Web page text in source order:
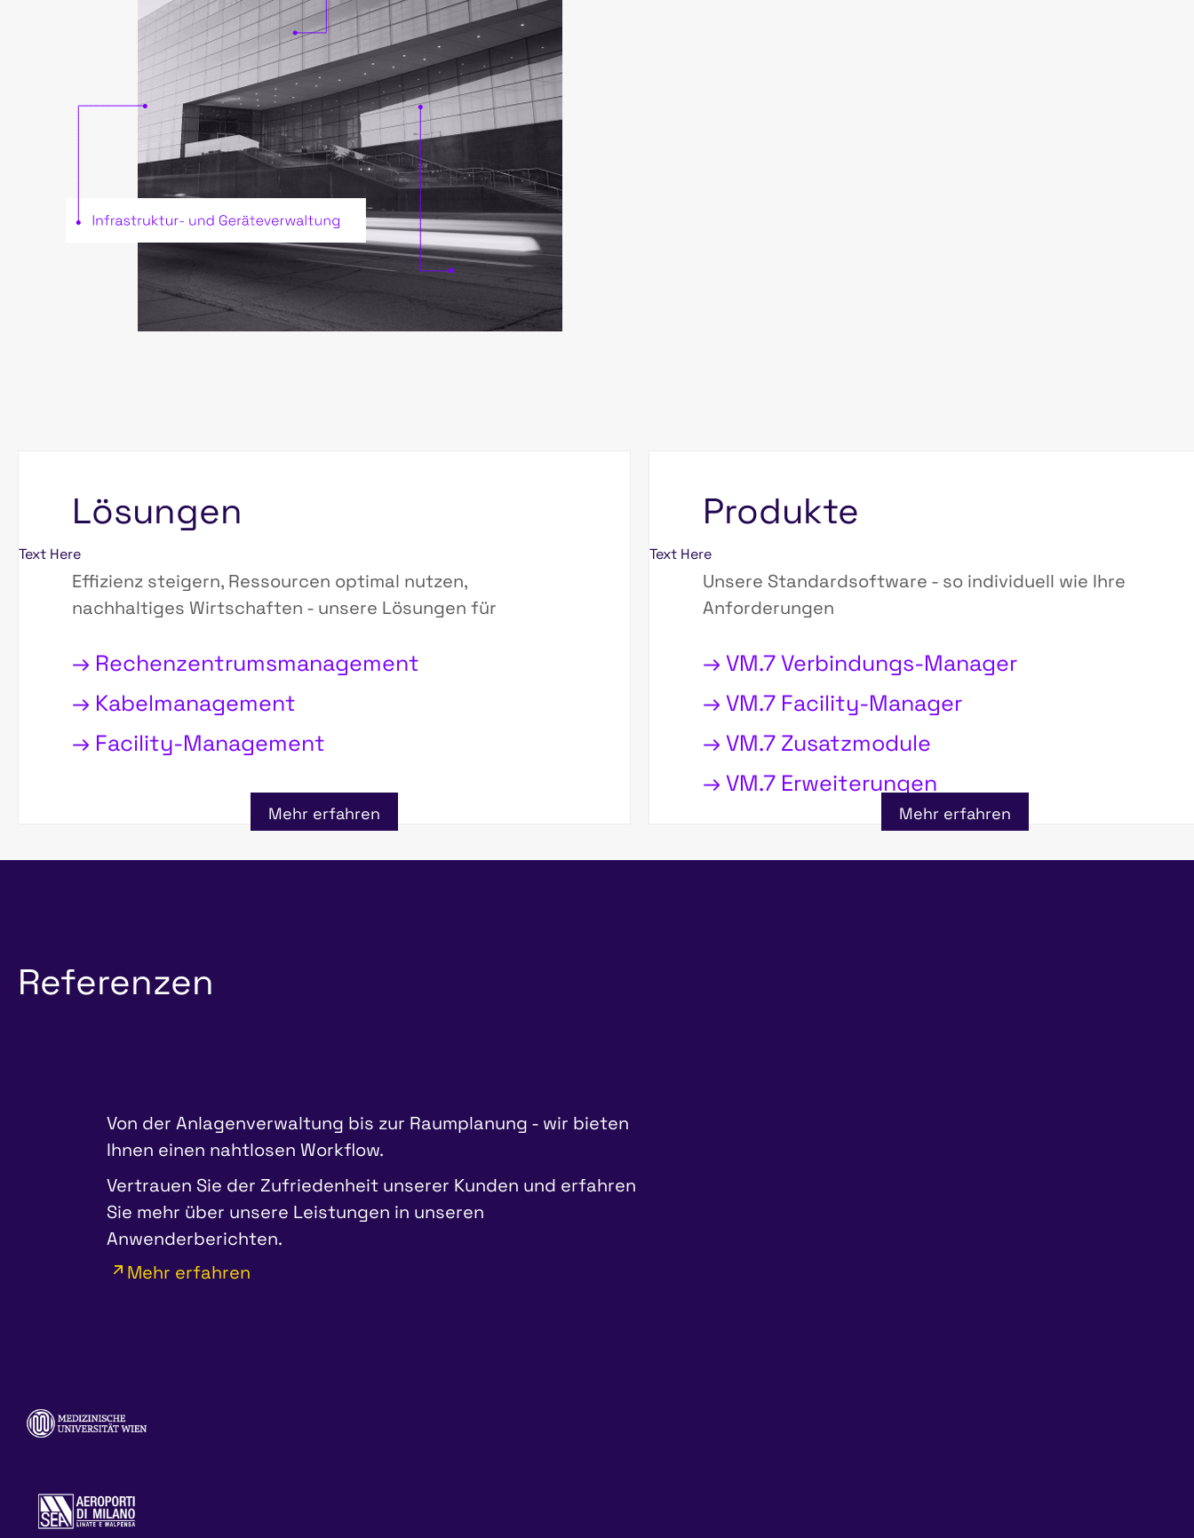
Lösungen
Text Here
Effizienz steigern, Ressourcen optimal nutzen,
nachhaltiges Wirtschaften - unsere Lösungen für
→ Rechenzentrumsmanagement
→ Kabelmanagement
→ Facility-Management
Mehr erfahren
Produkte
Text Here
Unsere Standardsoftware - so individuell wie Ihre
Anforderungen
→ VM.7 Verbindungs-Manager
→ VM.7 Facility-Manager
→ VM.7 Zusatzmodule
→ VM.7 Erweiterungen
Mehr erfahren
Referenzen
Von der Anlagenverwaltung bis zur Raumplanung - wir bieten
Ihnen einen nahtlosen Workflow.
Vertrauen Sie der Zufriedenheit unserer Kunden und erfahren
Sie mehr über unsere Leistungen in unseren
Anwenderberichten.
Mehr erfahren